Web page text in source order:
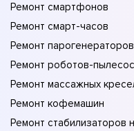
Ремонт смартфонов
Ремонт смарт-часов
Ремонт парогенераторов
Ремонт роботов-
Ремонт массажных
Ремонт кофемашин
Ремонт стабилизаторов